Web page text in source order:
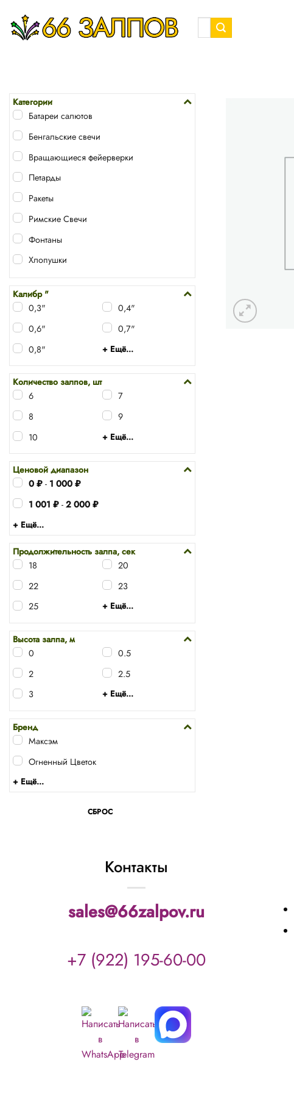
content
Искать:
Категории
Батареи салютов
Бенгальские свечи
Вращающиеся фейерверки
Петарды
Ракеты
Римские Свечи
Фонтаны
Хлопушки
Калибр "
0,3"
0,4"
0,6"
0,7"
0,8"
+ Ещё...
Количество залпов, шт
6
7
8
9
10
+ Ещё...
Ценовой диапазон
0 ₽ - 1 000 ₽
1 001 ₽ - 2 000 ₽
+ Ещё...
Продолжительность залпа, сек
18
20
22
23
25
+ Ещё...
Высота залпа, м
0
0.5
2
2.5
3
+ Ещё...
Бренд
Максэм
Огненный Цветок
+ Ещё...
СБРОС
Контакты
sales@66zalpov.ru
+7 (922) 195-60-00